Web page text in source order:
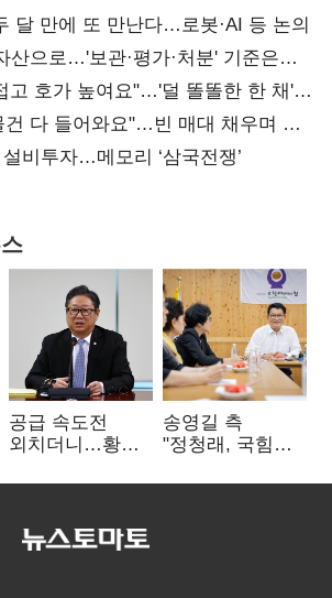
달 만에 또 만난다…로봇·AI 등 논의
산으로…'보관·평가·처분' 기준은
고 호가 높여요"…'덜 똘똘한 한 채'
건 다 들어와요"…빈 매대 채우며 문
비투자…메모리 ‘삼국전쟁’
공급 속도전
외치더니…황희,
리모델링' 제안
송영길 측
"정청래, 국힘
민주당 대표로